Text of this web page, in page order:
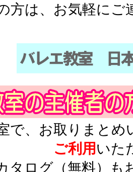
方は、お気軽にご
で、お取りまとめ
ご利用 いた
タログ（無料）も